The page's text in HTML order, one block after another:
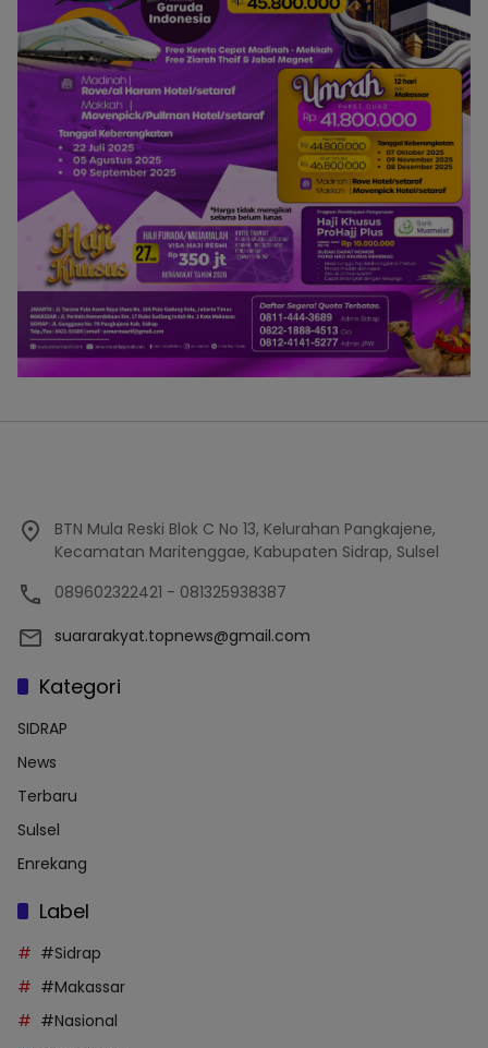
BTN Mula Reski Blok C No 13, Kelurahan Pangkajene,
Kecamatan Maritenggae, Kabupaten Sidrap, Sulsel
089602322421 - 081325938387
suararakyat.topnews@gmail.com
Kategori
SIDRAP
News
Terbaru
Sulsel
Enrekang
Label
#Sidrap
#Makassar
#Nasional